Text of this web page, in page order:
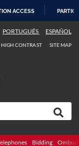
ACCESS
PORTUGUÊS ESPAÑOL
HIGH CONTRAST SITE MAP
Bidding